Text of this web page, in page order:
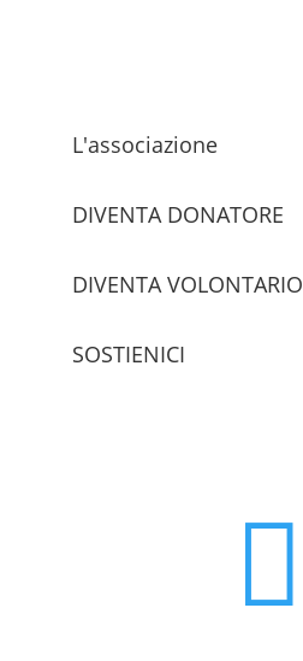
L'associazione
DIVENTA DONATORE
DIVENTA VOLONTARIO
SOSTIENICI
